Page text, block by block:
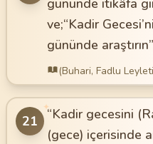
gününde itikâfa
ve;“Kadir
gününde
(Buhari, Fadlu
21
✦“Kadir gecesini
(gece) içerisinde